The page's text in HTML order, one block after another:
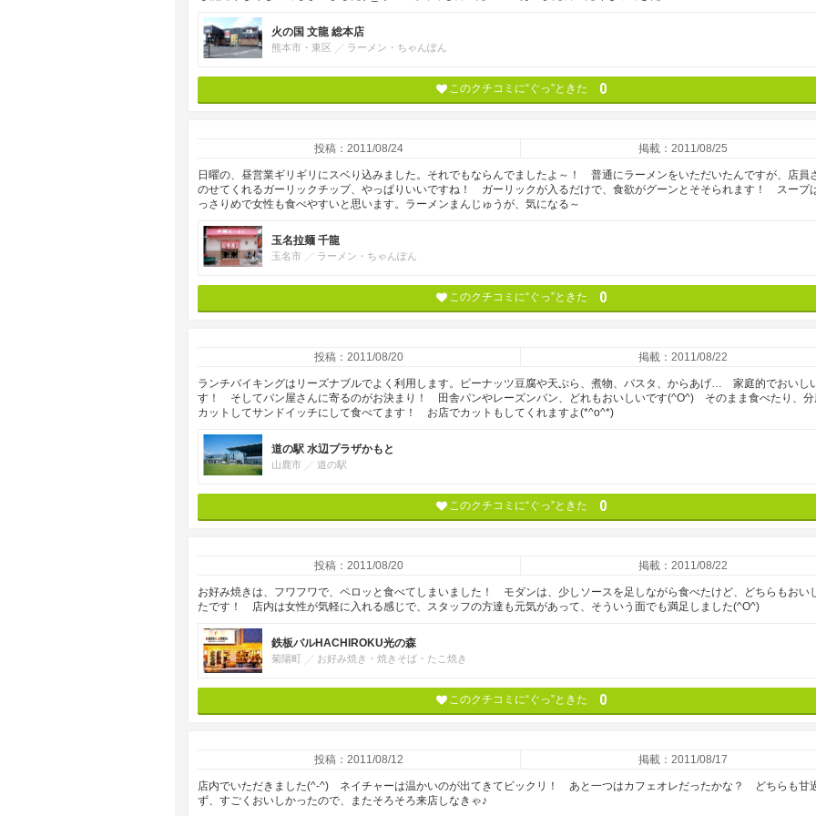
火の国 文龍 総本店
熊本市・東区 ラーメン・ちゃんぽん
このクチコミに“ぐっ”ときた 0
投稿：2011/08/24 掲載：2011/08/25
日曜の、昼営業ギリギリにスベり込みました。それでもならんでましたよ～！ 普通にラーメンをいただいたんですが、店員
のせてくれるガーリックチップ、やっぱりいいですね！ ガーリックが入るだけで、食欲がグーンとそそられます！ スープ
っさりめで女性も食べやすいと思います。ラーメンまんじゅうが、気になる～
玉名拉麺 千龍
玉名市 ラーメン・ちゃんぽん
このクチコミに“ぐっ”ときた 0
投稿：2011/08/20 掲載：2011/08/22
ランチバイキングはリーズナブルでよく利用します。ピーナッツ豆腐や天ぷら、煮物、パスタ、からあげ… 家庭的でおいし
す！ そしてパン屋さんに寄るのがお決まり！ 田舎パンやレーズンパン、どれもおいしいです(^O^) そのまま食べたり、分
カットしてサンドイッチにして食べてます！ お店でカットもしてくれますよ(*^o^*)
道の駅 水辺プラザかもと
山鹿市 道の駅
このクチコミに“ぐっ”ときた 0
投稿：2011/08/20 掲載：2011/08/22
お好み焼きは、フワフワで、ペロッと食べてしまいました！ モダンは、少しソースを足しながら食べたけど、どちらもおい
たです！ 店内は女性が気軽に入れる感じで、スタッフの方達も元気があって、そういう面でも満足しました(^O^)
鉄板バルHACHIROKU光の森
菊陽町 お好み焼き・焼きそば・たこ焼き
このクチコミに“ぐっ”ときた 0
投稿：2011/08/12 掲載：2011/08/17
店内でいただきました(^-^) ネイチャーは温かいのが出てきてビックリ！ あと一つはカフェオレだったかな？ どちらも甘
ず、すごくおいしかったので、またそろそろ来店しなきゃ♪